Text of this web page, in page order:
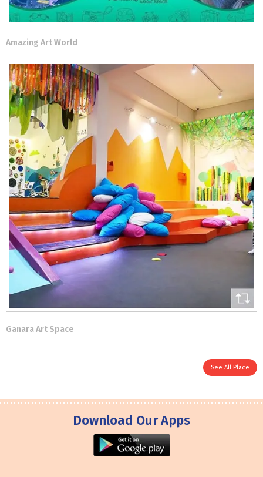
Amazing Art World
Ganara Art Space
See All Place
Download Our Apps